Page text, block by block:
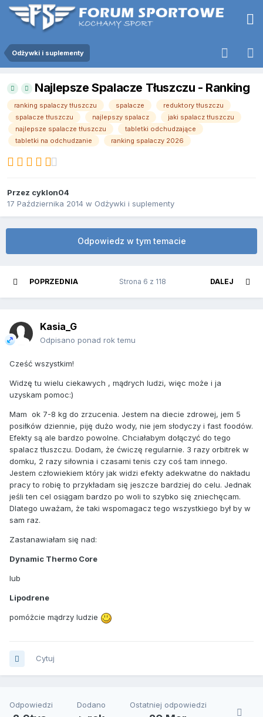
Odżywki i suplementy
Najlepsze Spalacze Tłuszczu - Ranking
ranking spalaczy tłuszczu spalacze
reduktory tłuszczu
spalacze tłuszczu
najlepszy spalacz
jaki spalacz tłuszczu
najlepsze spalacze tłuszczu
tabletki odchudzające
tabletki na odchudzanie
ranking spalaczy 2026
Przez cyklon04
17 Października 2014 w Odżywki i suplementy
Odpowiedz w tym temacie
POPRZEDNIA DALEJ
Strona 6 z 118
Kasia_G
Odpisano ponad rok temu
Cześć wszystkim!
Widzę tu wielu ciekawych , mądrych ludzi, więc może i ja
uzyskam pomoc:)
Mam ok 7-8 kg do zrzucenia. Jestem na diecie zdrowej, jem 5
posiłków dziennie, piję dużo wody, nie jem słodyczy i fast foodów.
Efekty są ale bardzo powolne. Chciałabym dołączyć do tego
spalacz tłuszczu. Dodam, że ćwiczę regularnie. 3 razy orbitrek w
domku, 2 razy siłownia i czasami tenis czy coś tam innego.
Jestem człowiekiem który jak widzi efekty adekwatne do nakładu
pracy to robię to przykładam się jeszcze bardziej do celu. Jednak
jeśli ten cel osiągam bardzo po woli to szybko się zniechęcam.
Dlatego uważam, że taki wspomagacz tego wszystkiego był by w
sam raz.
Zastanawiałam się nad:
Dynamic Thermo Core
lub
Lipodrene
pomóżcie mądrzy ludzie
Cytuj
Odpowiedzi Dodano Ostatniej odpowiedzi